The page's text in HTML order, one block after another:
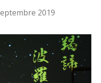
2019